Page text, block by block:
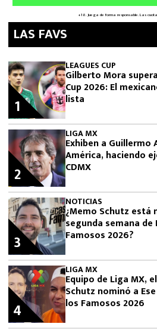
LAS FAVS
LEAGUES CUP
Gilberto Mora
Cup 2026: El
lista
1
LIGA MX
Exhiben a Guillermo
América, haciendo
CDMX
2
NOTICIAS
¿Memo Schutz está
segunda semana de
Famosos 2026?
3
LIGA MX
Equipo de Liga MX,
Schutz nominó a
los Famosos 2026
4